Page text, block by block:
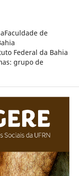
de
Federal da Bahia
grupo de